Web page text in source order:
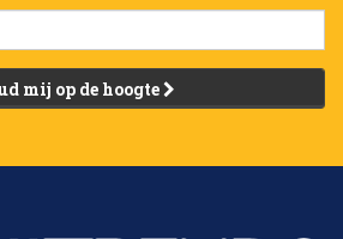
mij op de hoogte